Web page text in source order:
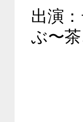
出演
ぶ〜茶